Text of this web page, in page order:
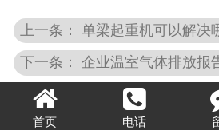
上一条： 单梁起重机可以解决
下一条： 企业温室气体排放报
首页 电话